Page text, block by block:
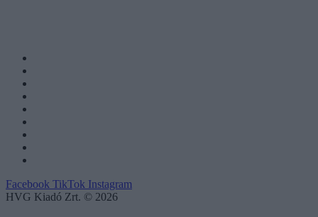
Facebook TikTok Instagram
HVG Kiadó Zrt. © 2026